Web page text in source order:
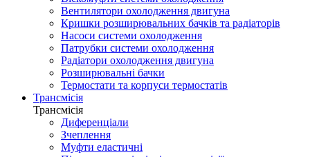
Вентилятори охолодження двигуна
Кришки розширювальних бачків та радіаторів
Насоси системи охолодження
Патрубки системи охолодження
Радіатори охолодження двигуна
Розширювальні бачки
Термостати та корпуси термостатів
Трансмісія
Трансмісія
Диференціали
Зчеплення
Муфти еластичні